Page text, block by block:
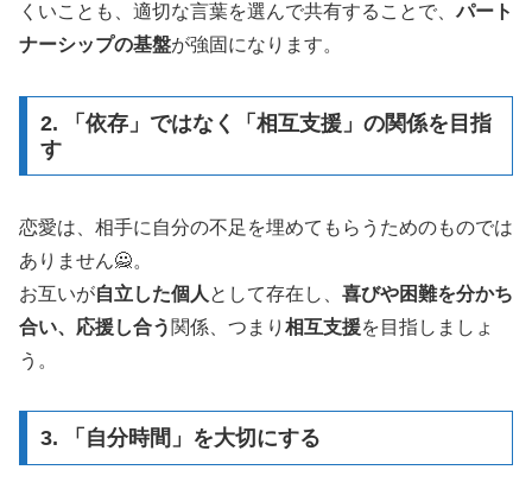
くいことも、適切な言葉を選んで共有することで、パート
ナーシップの基盤が強固になります。
2. 「依存」ではなく「相互支援」の関係を目指
す
恋愛は、相手に自分の不足を埋めてもらうためのものでは
ありません🙅。
お互いが自立した個人 として存在し、 喜びや困難を分かち
合い、応援し合う 関係、つまり 相互支援を目指しましょ
う。
3. 「自分時間」を大切にする